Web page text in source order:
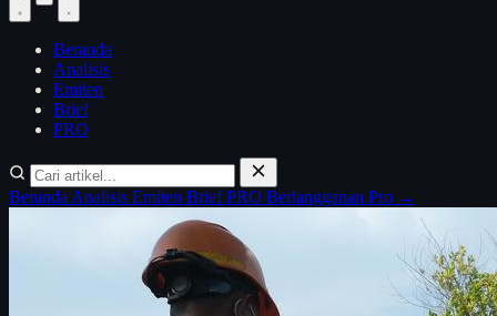
Beranda
Analisis
Emiten
Brief
PRO
Beranda Analisis Emiten BriefPRO Berlangganan Pro →